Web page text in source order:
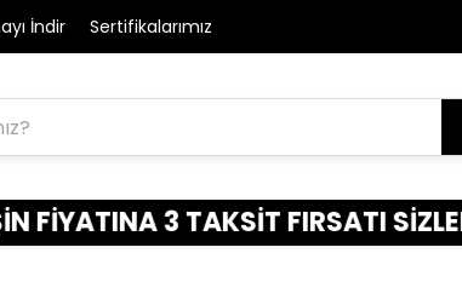
İndir Sertifikalarımız
FIRSATI SİZLERİ BEKLİYOR...